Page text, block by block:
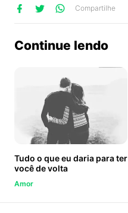
Compartilhe
Continue lendo
Tudo o que eu daria para ter
você de volta
Amor